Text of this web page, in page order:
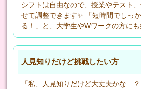
シフトは自由なので、授業やテスト
せて調整できます✨ 「短時間でしっ
る！」と、大学生やWワークの方に
人見知りだけど挑戦したい方
「私、人見知りだけど大丈夫かな…